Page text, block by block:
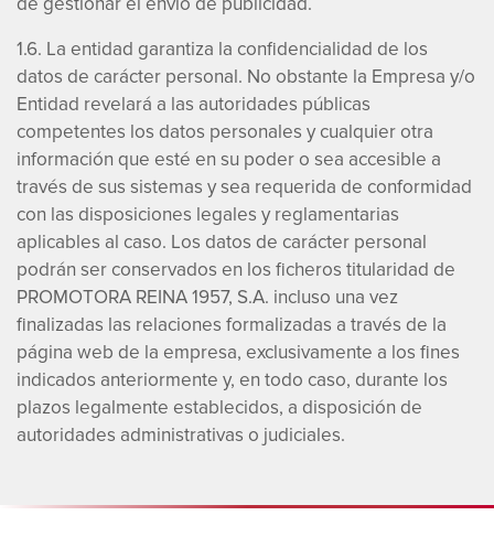
1.6. La entidad garantiza la confidencialidad de los
datos de carácter personal. No obstante la Empresa y/o
Entidad revelará a las autoridades públicas
competentes los datos personales y cualquier otra
información que esté en su poder o sea accesible a
través de sus sistemas y sea requerida de conformidad
con las disposiciones legales y reglamentarias
aplicables al caso. Los datos de carácter personal
podrán ser conservados en los ficheros titularidad de
PROMOTORA REINA 1957, S.A. incluso una vez
finalizadas las relaciones formalizadas a través de la
página web de la empresa, exclusivamente a los fines
indicados anteriormente y, en todo caso, durante los
plazos legalmente establecidos, a disposición de
autoridades administrativas o judiciales.